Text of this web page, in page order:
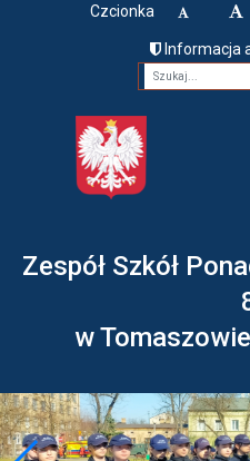
Czcionka
Informacja
Fraza
Zespół Szkół
w